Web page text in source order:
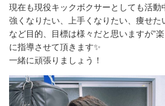
現在も現役キックボクサーとしても活動
強くなりたい、上手くなりたい、痩せ
など目的、目標は様々だと思いますが”
に指導させて頂きます✨
一緒に頑張りましょう！